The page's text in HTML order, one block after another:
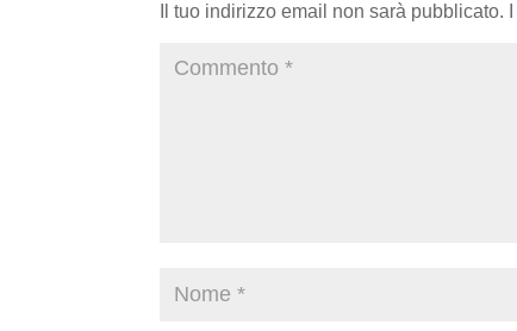
Il tuo indirizzo email non sarà pubblicato.